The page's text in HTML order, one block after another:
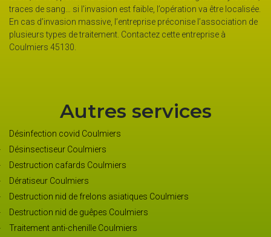
traces de sang… si l’invasion est faible, l’opération va être localisée.
En cas d’invasion massive, l’entreprise préconise l’association de
plusieurs types de traitement. Contactez cette entreprise à
Coulmiers 45130.
Autres services
Désinfection covid Coulmiers
Désinsectiseur Coulmiers
Destruction cafards Coulmiers
Dératiseur Coulmiers
Destruction nid de frelons asiatiques Coulmiers
Destruction nid de guêpes Coulmiers
Traitement anti-chenille Coulmiers